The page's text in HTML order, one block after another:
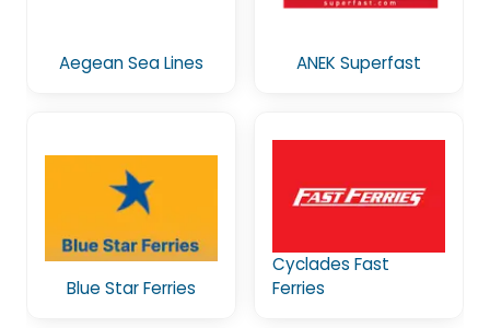
Aegean Sea Lines ANEK Superfast
Blue Star Ferries
Cyclades Fast
Ferries